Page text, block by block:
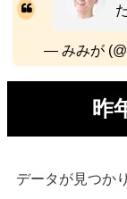
— みみが
昨
データが見つか